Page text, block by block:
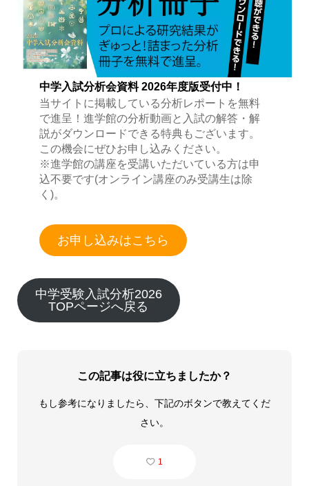
中学入試分析会資料 2026年度版受付中！
当サイトに掲載している分析レポートを無料
で進呈！進学館の分析動画と入試の解答・解
説がダウンロードできる特典もございます。
この機会にぜひお申し込みください。
※進学館の講座を受講いただいている方は申
込不要です(オンライン講座のみ受講生は除
く)。
お申し込みはこちら
中学受験入試分析2026
TOPページへ戻る
この記事は役に立ちましたか？
もし参考になりましたら、下記のボタンで教えてくだ
さい。
1